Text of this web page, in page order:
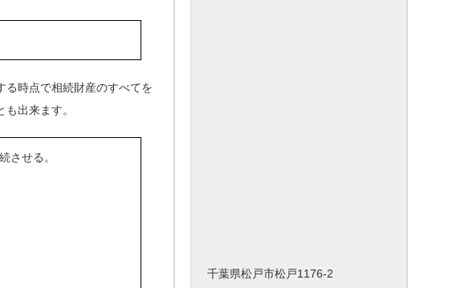
る時点で相続財産のすべてを
出来ます。
させる。
千葉県松戸市松戸1176-2